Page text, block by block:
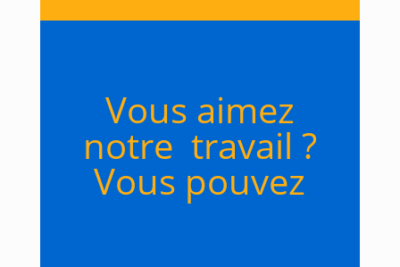
Vous aimez
notre travail ?
Vous pouvez